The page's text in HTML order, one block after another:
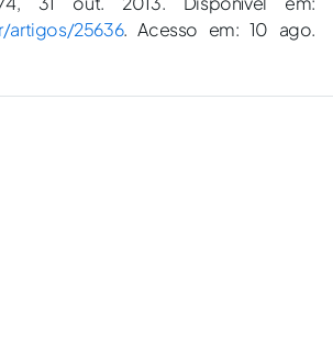
artigos/25636. Acesso em: 10 ago.